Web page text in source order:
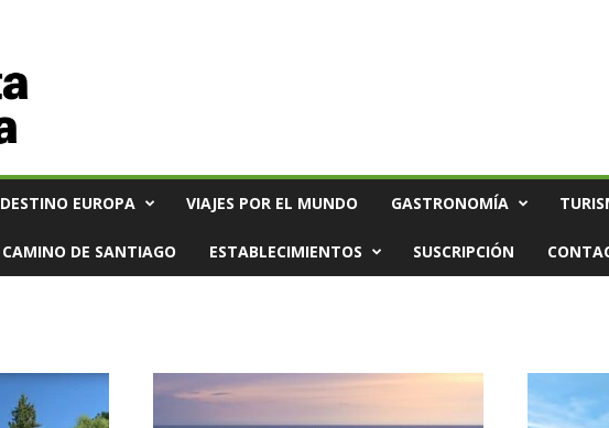
DESTINO EUROPA VIAJES POR EL MUNDO GASTRONOMÍA
CAMINO DE SANTIAGO ESTABLECIMIENTOS SUSCRIPCIÓN